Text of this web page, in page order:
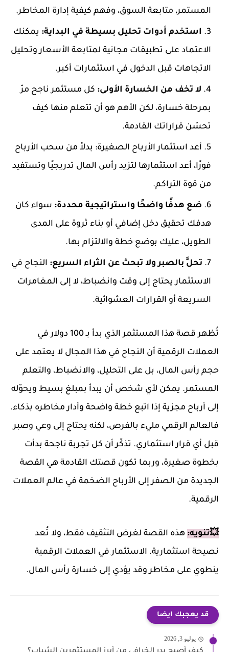
المستمر، متابعة السوق، وفهم كيفية إدارة المخاطر.
استخدم أدوات تحليل بسيطة في البداية: يمكنك
الاعتماد على تطبيقات مجانية لمتابعة الأسعار وتحليل
الاتجاهات قبل الدخول في استثمارات أكبر.
لا تخف من الخسارة الأولى: كل مستثمر ناجح مرّ
بمرحلة خسارة، لكن الأهم هو أن تتعلم منها كيف
تحسّن قراراتك القادمة.
أعد استثمار الأرباح الصغيرة: بدلاً من سحب الأرباح
فورًا، أعد استثمارها لتزيد رأس المال تدريجيًا وتستفيد
من قوة التراكم.
ضع هدفًا واضحًا واستراتيجية محددة: سواء كان
هدفك تحقيق دخل إضافي أو بناء ثروة على المدى
الطويل، عليك بوضع خطة والالتزام بها.
تحلَّ بالصبر ولا تبحث عن الثراء السريع: النجاح في
الاستثمار يحتاج إلى وقت وانضباط، لا إلى المغامرات
السريعة أو القرارات العشوائية.
تُظهر قصة هذا المستثمر الذي بدأ بـ 100 دولار في
العملات الرقمية أن النجاح في هذا المجال لا يعتمد على
حجم رأس المال، بل على التحليل، والانضباط، والتعلم
المستمر. يمكن لأي شخص أن يبدأ بمبلغ بسيط ويحوّله
إلى أرباح مجزية إذا اتبع خطة واضحة وأدار مخاطره بذكاء.
فالعالم الرقمي مليء بالفرص، لكنه يحتاج إلى وعي وصبر
قبل أي قرار استثماري. تذكّر أن كل تجربة ناجحة بدأت
بخطوة صغيرة، وربما تكون قصتك القادمة هي القصة
الجديدة من الصفر إلى الأرباح الضخمة في عالم العملات
الرقمية.
💥تنويه: هذه القصة لغرض التثقيف فقط، ولا تُعد
نصيحة استثمارية. الاستثمار في العملات الرقمية
ينطوي على مخاطر وقد يؤدي إلى خسارة رأس المال.
قد يعجبك ايضا
يوليو 3, 2026